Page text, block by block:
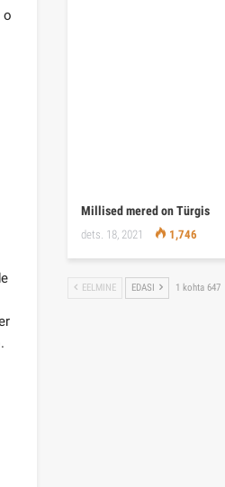
o
Millised mered on Türgis
dets. 18, 2021 1,746
EELMINE EDASI 1 kohta 647